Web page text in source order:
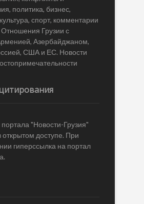
политика, бизнес,
спорт, комментарии
Отношения Грузии с
Азербайджаном,
США и ЕС. Новости
"Новости-Грузия"
открытом доступе. При
гиперссылка на портал